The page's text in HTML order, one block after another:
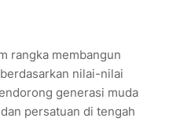
rangka membangun
nilai-nilai
generasi muda
persatuan di tengah